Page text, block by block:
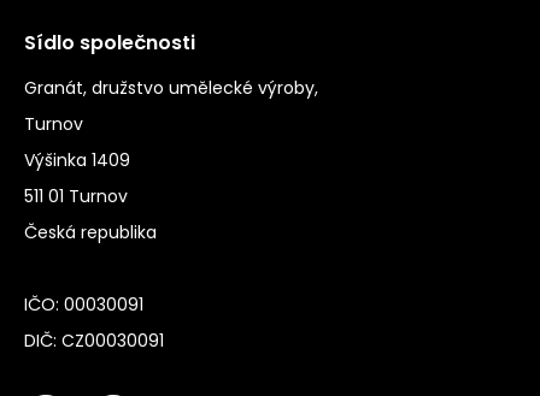
Sídlo společnosti
Granát, družstvo umělecké výroby,
Turnov
Výšinka 1409
511 01 Turnov
Česká republika
IČO: 00030091
DIČ: CZ00030091